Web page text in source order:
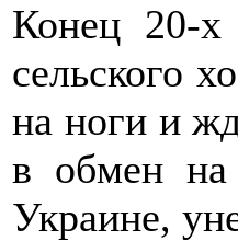
Конец 20-х
сельского
на ноги и
в обмен на
Украине,